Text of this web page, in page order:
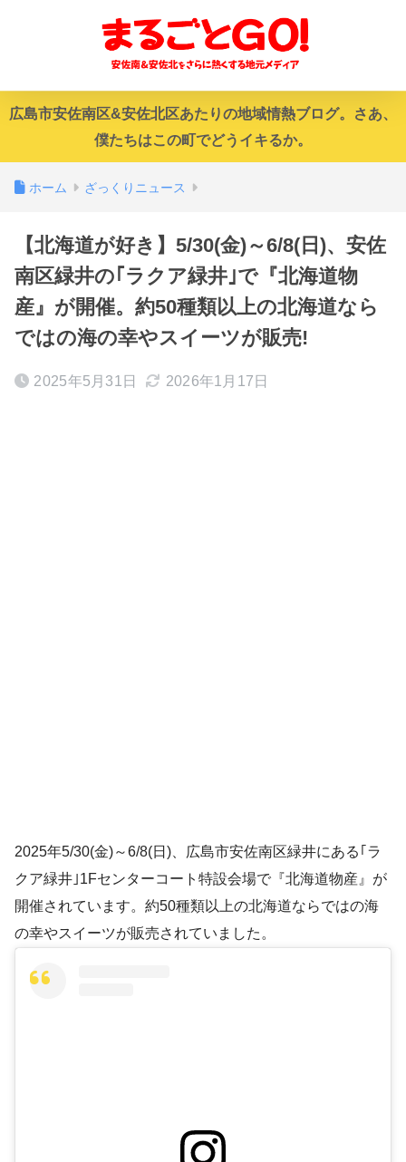
広島市安佐南区&安佐北区あたりの地域情熱ブログ。さあ、
僕たちはこの町でどうイキるか。
ホーム ざっくりニュース
【北海道が好き】5/30(金)～6/8(日)、安佐
南区緑井の｢ラクア緑井｣で『北海道物
産』が開催。約50種類以上の北海道なら
ではの海の幸やスイーツが販売!
2025年5月31日 2026年1月17日
2025年5/30(金)～6/8(日)、広島市安佐南区緑井にある｢ラ
クア緑井｣1Fセンターコート特設会場で『北海道物産』が
開催されています。約50種類以上の北海道ならではの海
の幸やスイーツが販売されていました。